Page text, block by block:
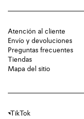
Atención al cliente
Envío y devoluciones
Preguntas frecuentes
Tiendas
Mapa del sitio
TikTok